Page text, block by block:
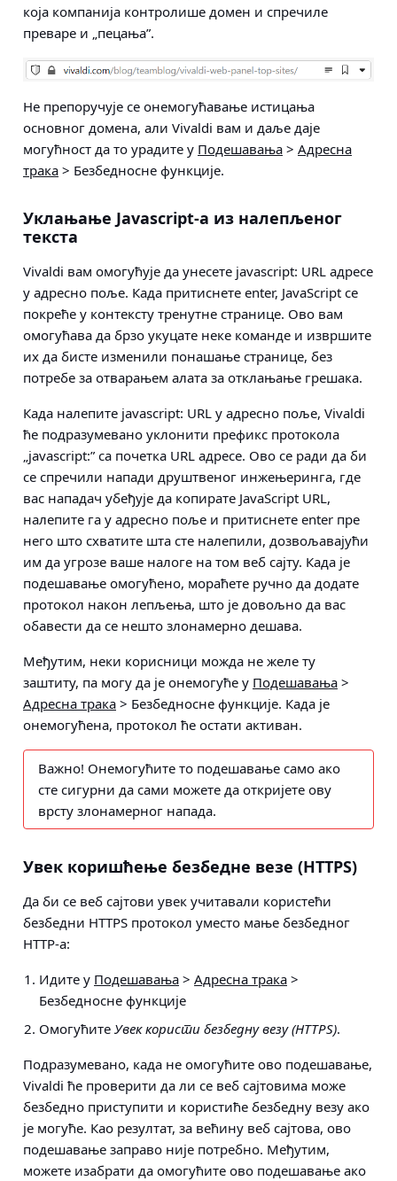
која компанија контролише домен и спречиле
преваре и „пецања”.
Не препоручује се онемогућавање истицања
основног домена, али Vivaldi вам и даље даје
могућност да то урадите у Подешавања > Адресна
трака > Безбедносне функције.
Уклањање Javascript-а из налепљеног
текста
Vivaldi вам омогућује да унесете javascript: URL адресе
у адресно поље. Када притиснете enter, JavaScript се
покреће у контексту тренутне странице. Ово вам
омогућава да брзо укуцате неке команде и извршите
их да бисте изменили понашање странице, без
потребе за отварањем алата за отклањање грешака.
Када налепите javascript: URL у адресно поље, Vivaldi
ће подразумевано уклонити префикс протокола
„javascript:” са почетка URL адресе. Ово се ради да би
се спречили напади друштвеног инжењеринга, где
вас нападач убеђује да копирате JavaScript URL,
налепите га у адресно поље и притиснете enter пре
него што схватите шта сте налепили, дозвољавајући
им да угрозе ваше налоге на том веб сајту. Када је
подешавање омогућено, мораћете ручно да додате
протокол након лепљења, што је довољно да вас
обавести да се нешто злонамерно дешава.
Међутим, неки корисници можда не желе ту
заштиту, па могу да је онемогуће у Подешавања >
Адресна трака > Безбедносне функције. Када је
онемогућена, протокол ће остати активан.
Важно! Онемогућите то подешавање само ако
сте сигурни да сами можете да откријете ову
врсту злонамерног напада.
Увек коришћење безбедне везе (HTTPS)
Да би се веб сајтови увек учитавали користећи
безбедни HTTPS протокол уместо мање безбедног
HTTP-а:
Идите у Подешавања > Адресна трака >
Безбедносне функције
Омогућите Увек користи безбедну везу (HTTPS).
Подразумевано, када не омогућите ово подешавање,
Vivaldi ће проверити да ли се веб сајтовима може
безбедно приступити и користиће безбедну везу ако
је могуће. Као резултат, за већину веб сајтова, ово
подешавање заправо није потребно. Међутим,
можете изабрати да омогућите ово подешавање ако